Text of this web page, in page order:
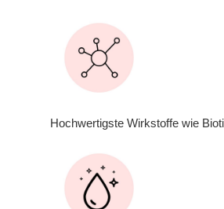
Hochwertigste Wirkstoffe wie